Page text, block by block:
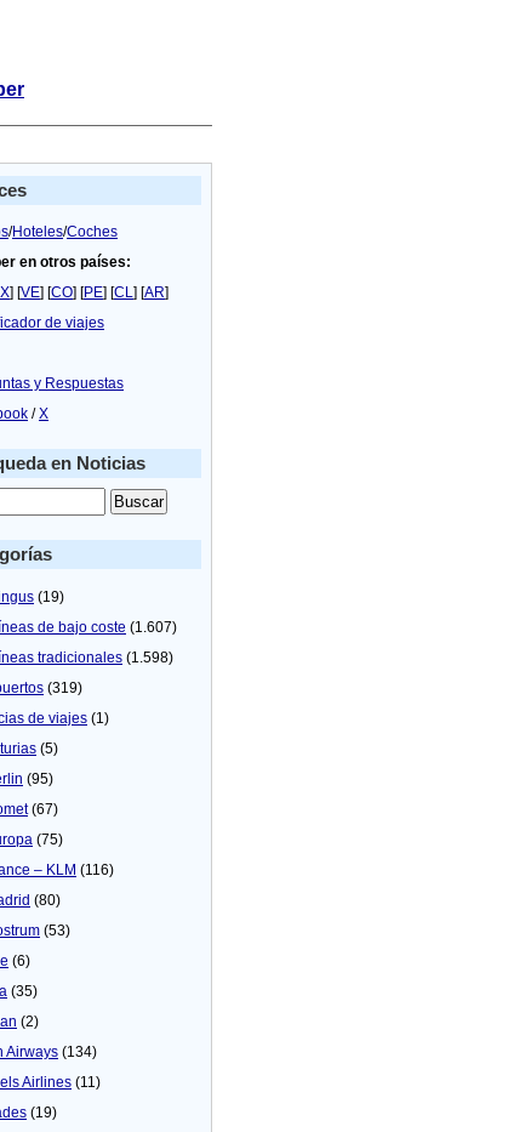
/Hoteles/Coches
en otros países:
] [VE] [CO] [PE] [CL] [AR]
de viajes
y Respuestas
/X
en Noticias
(19)
de bajo coste (1.607)
tradicionales (1.598)
(319)
de viajes (1)
(5)
(95)
(67)
(75)
– KLM (116)
(80)
(53)
(6)
(35)
(2)
Airways (134)
Airlines (11)
(19)